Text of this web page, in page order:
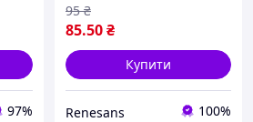
97%
85.50₴
95 ₴
Купити
Renesans 100%